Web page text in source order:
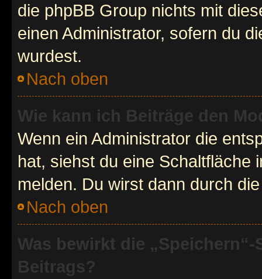
die phpBB Group nichts mit
einen Administrator, sofern du
wurdest.
Nach oben
Wie kann ich Beiträge den
Wenn ein Administrator die
hat, siehst du eine Schaltfläche
melden. Du wirst dann durch
Nach oben
Was bewirkt die
Beitrags?